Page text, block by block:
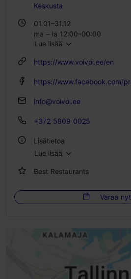
Keskusta
01.01–31.12
ma – la 12:00–00:00
su 11:00–17:00
Lue lisää
https://www.voivoi.ee/en
info@voivoi.ee
+372 5809 0025
Lisätietoa
WLAN-alue
Lue lisää
Best Restaurants
Varaa nyt